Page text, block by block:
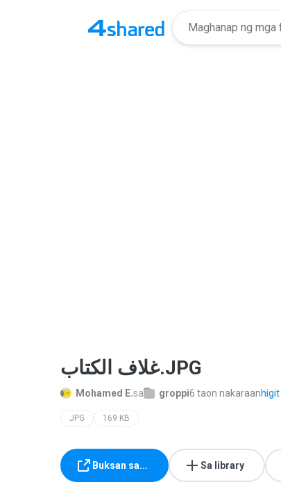
غلاف الكتاب.JPG
Mohamed E.sa groppi6 taon nakaraanhigit
JPG 169 KB
Buksan sa... Sa library